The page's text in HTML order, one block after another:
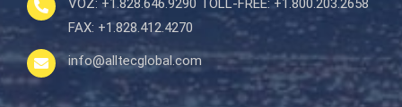
FAX: +1.828.412.4270
info@alltecglobal.com